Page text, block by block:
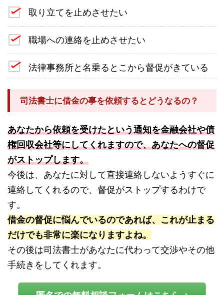
取り立てを止めさせたい
職場への連絡を止めさせたい
法律事務所と名乗るとこから督促がきている
司法書士に借金の事を依頼するとどうなるの？
あなたから依頼を受けたという通知を金融会社や債
権回収会社等にしてくれますので、あなたへの督促
がストップします。
今後は、あなたに対して直接連絡しないようすぐに
連絡してくれるので、督促がストップするわけで
す。
借金の督促に悩んでいるのであれば、これが止まる
だけでも非常に楽になりますよね。
その後は司法書士があなたに代わって交渉やその他
手続きをしてくれます。